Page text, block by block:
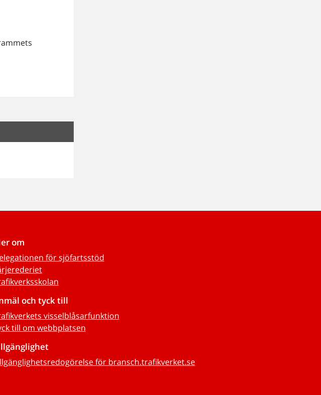
om
för sjöfartsstöd
och tyck till
visselblåsarfunktion
till om webbplatsen
för bransch.trafikverket.se